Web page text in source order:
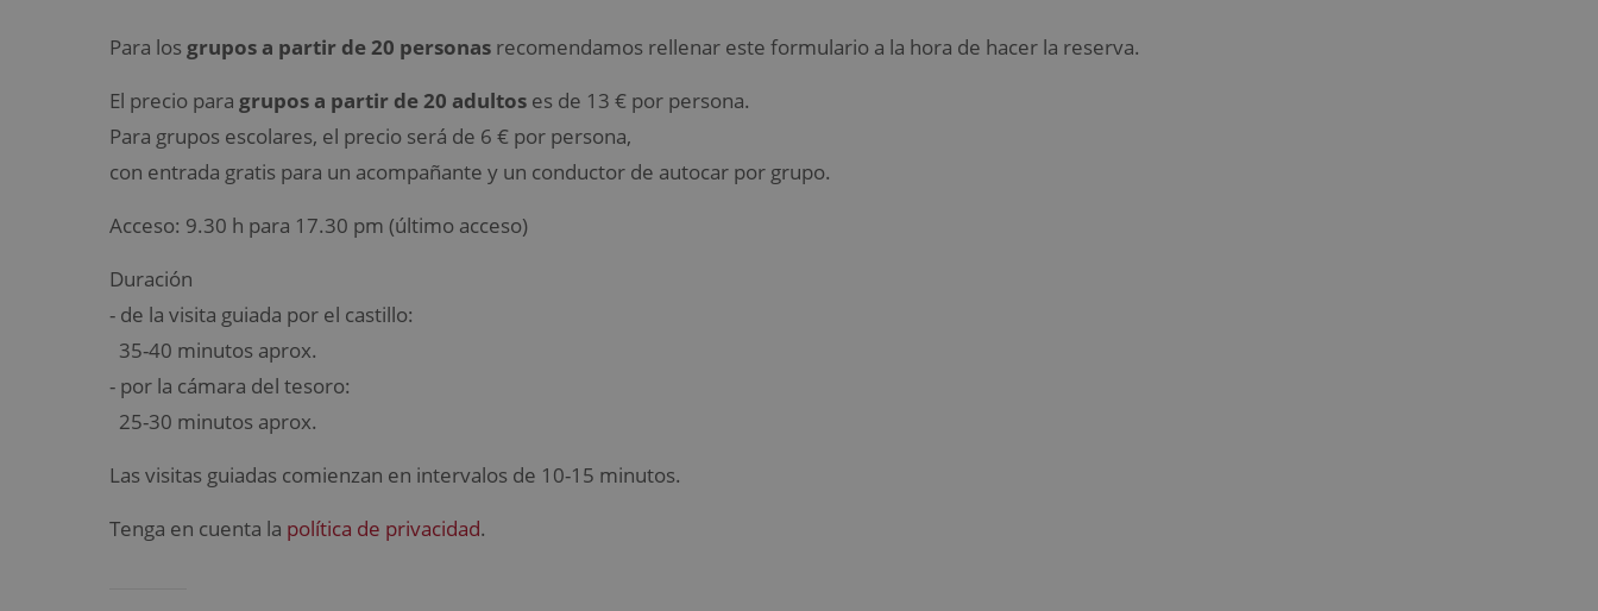
Para los grupos a partir de 20 personas recomendamos rellenar este formulario a la hora de hacer la reserva.
El precio para grupos a partir de 20 adultos es de 13 € por persona.
Para grupos escolares, el precio será de 6 € por persona,
con entrada gratis para un acompañante y un conductor de autocar por grupo.
Acceso: 9.30 h para 17.30 pm (último acceso)
Duración
- de la visita guiada por el castillo:
35-40 minutos aprox.
- por la cámara del tesoro:
25-30 minutos aprox.
Las visitas guiadas comienzan en intervalos de 10-15 minutos.
Tenga en cuenta la política de privacidad.